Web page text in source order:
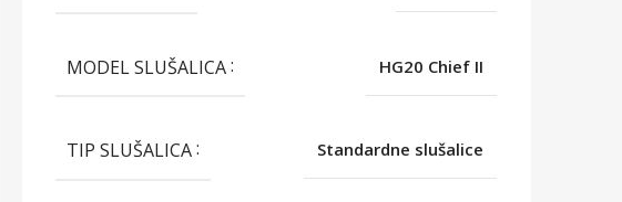
MODEL SLUŠALICA HG20 Chief II
TIP SLUŠALICA Standardne slušalice